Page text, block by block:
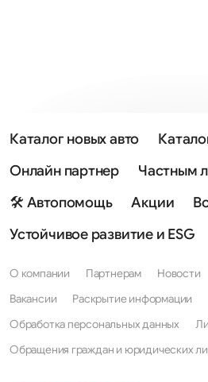
Каталог новых авто
Онлайн партнер
Частным
🛠 Автопомощь
Акции
Устойчивое развитие и ESG
О компании Партнерам Новости
Вакансии
Раскрытие информации
Обработка персональных данных
Обращения граждан и юридических